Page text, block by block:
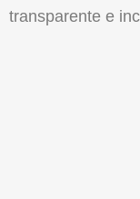
transparente e